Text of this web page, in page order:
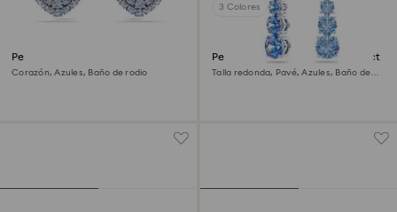
Pendientes de botón Idyllia
Corazón, Azules, Baño de rodio
3 Colores
Pendientes de aro Stilla Attract
Talla redonda, Pavé, Azules, Baño de